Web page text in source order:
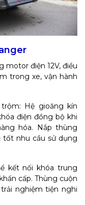
motor điện 12V, điều
trong xe, vận hành
Hệ gioăng kín
điện đồng bộ khi
hóa. Nắp thùng
tốt nhu cầu sử dụng
kết nối khóa trung
cấp. Thùng cuộn
nghiệm tiện nghi